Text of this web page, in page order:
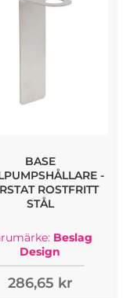
BASE
-
ROSTFRITT
STÅL
Beslag
Design
286,65 kr